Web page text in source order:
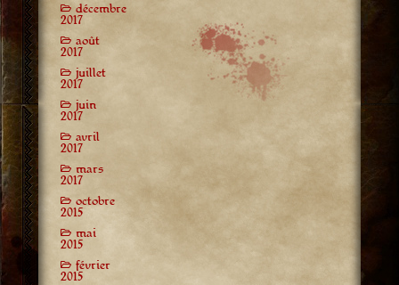
décembre
2017
août
2017
juillet
2017
juin
2017
avril
2017
mars
2017
octobre
2015
mai
2015
février
2015